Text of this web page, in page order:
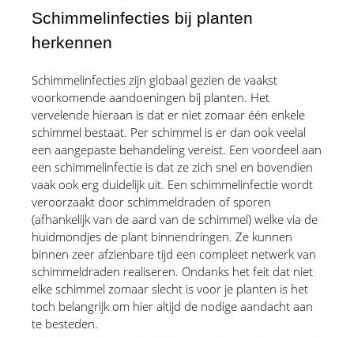
Schimmelinfecties bij planten
herkennen
Schimmelinfecties zijn globaal gezien de vaakst
voorkomende aandoeningen bij planten. Het
vervelende hieraan is dat er niet zomaar één enkele
schimmel bestaat. Per schimmel is er dan ook veelal
een aangepaste behandeling vereist. Een voordeel aan
een schimmelinfectie is dat ze zich snel en bovendien
vaak ook erg duidelijk uit. Een schimmelinfectie wordt
veroorzaakt door schimmeldraden of sporen
(afhankelijk van de aard van de schimmel) welke via de
huidmondjes de plant binnendringen. Ze kunnen
binnen zeer afzienbare tijd een compleet netwerk van
schimmeldraden realiseren. Ondanks het feit dat niet
elke schimmel zomaar slecht is voor je planten is het
toch belangrijk om hier altijd de nodige aandacht aan
te besteden.